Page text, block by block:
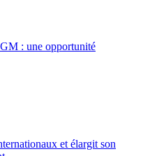
: une opportunité
et élargit son